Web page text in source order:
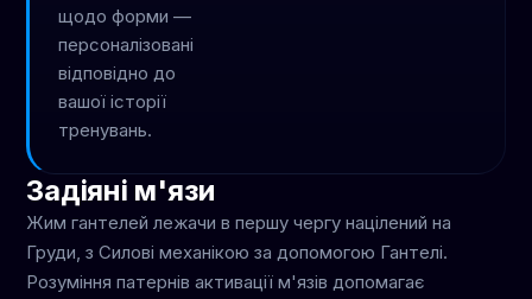
щодо форми —
персоналізовані
відповідно до
вашої історії
тренувань.
Задіяні м'язи
Жим гантелей лежачи в першу чергу націлений на
Груди, з Силові механікою за допомогою Гантелі.
Розуміння патернів активації м'язів допомагає